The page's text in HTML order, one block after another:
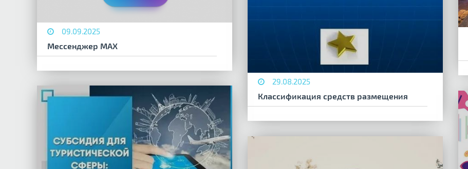
09.09.2025
Мессенджер MAX
29.08.2025
Классификация средств размещения